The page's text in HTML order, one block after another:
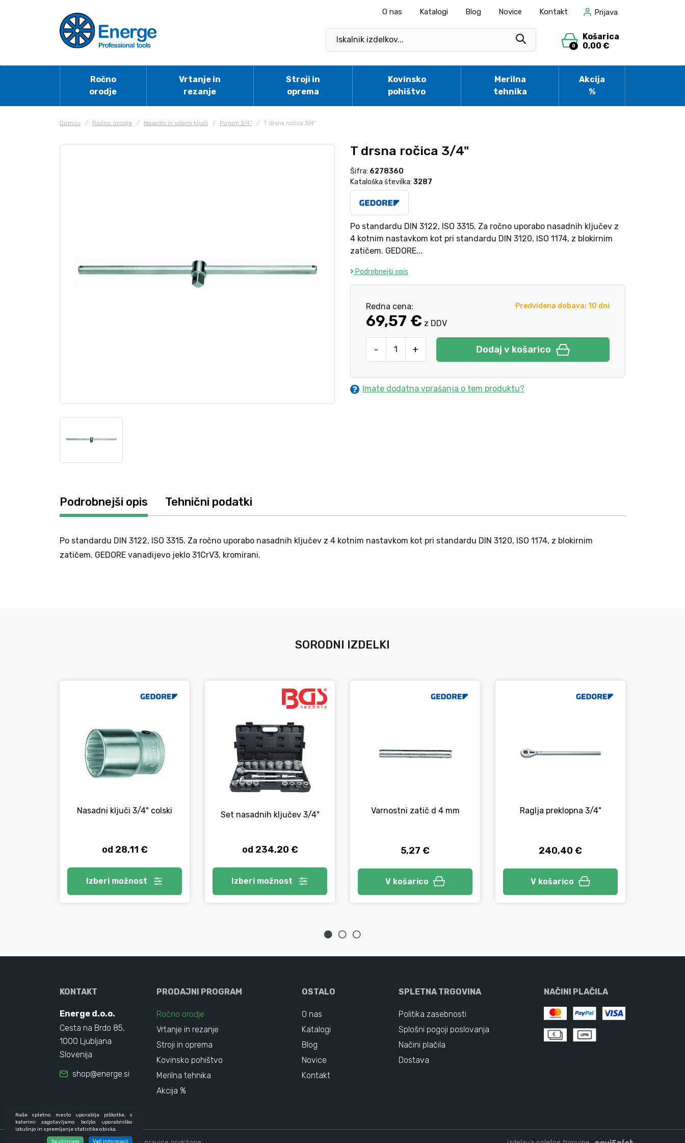
O nas Katalogi Blog Novice Kontakt Prijava
0
Košarica
0,00 €
Ročno
orodje
Vrtanje in
rezanje
Stroji in
oprema
Kovinsko
pohištvo
Merilna
tehnika
Akcija
%
Domov / Ročno orodje / Nasadni in udarni ključi / Pogon 3/4" / T drsna ročica 3/4"
T drsna ročica 3/4"
Šifra: 6278360
Kataloška številka: 3287
Po standardu DIN 3122, ISO 3315. Za ročno uporabo nasadnih ključev z
4 kotnim nastavkom kot pri standardu DIN 3120, ISO 1174, z blokirnim
zatičem. GEDORE...
Podrobnejši opis
Predvidena dobava: 10 dni
Redna cena:
69,57 € z DDV
- + Dodaj v košarico
Imate dodatna vprašanja o tem produktu?
Podrobnejši opis Tehnični podatki
Po standardu DIN 3122, ISO 3315. Za ročno uporabo nasadnih ključev z 4 kotnim nastavkom kot pri standardu DIN 3120, ISO 1174, z blokirnim
zatičem. GEDORE vanadijevo jeklo 31CrV3, kromirani.
SORODNI IZDELKI
Nasadni ključi 3/4" colski
od 28,11 €
Izberi možnost
Set nasadnih ključev 3/4"
od 234,20 €
Izberi možnost
Varnostni zatič d 4 mm
5,27 €
V košarico
Raglja preklopna 3/4"
240,40 €
V košarico
KONTAKT
Energe d.o.o.
Cesta na Brdo 85,
1000 Ljubljana
Slovenija
shop@energe.si
PRODAJNI PROGRAM
Ročno orodje
Vrtanje in rezanje
Stroji in oprema
Kovinsko pohištvo
Merilna tehnika
Akcija %
OSTALO
O nas
Katalogi
Blog
Novice
Kontakt
SPLETNA TRGOVINA
Politika zasebnosti
Splošni pogoji poslovanja
Načini plačila
Dostava
NAČINI PLAČILA
Naše spletno mesto uporablja piškotke, s
katerimi zagotavljamo boljšo uporabniško
izkušnjo in spremljanje statistike obiska.
Se strinjam
Več informacij